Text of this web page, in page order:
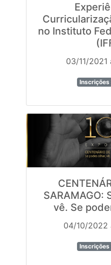
no Instituto
03/11/2021
SARAMAGO:
vê. Se
04/10/2022